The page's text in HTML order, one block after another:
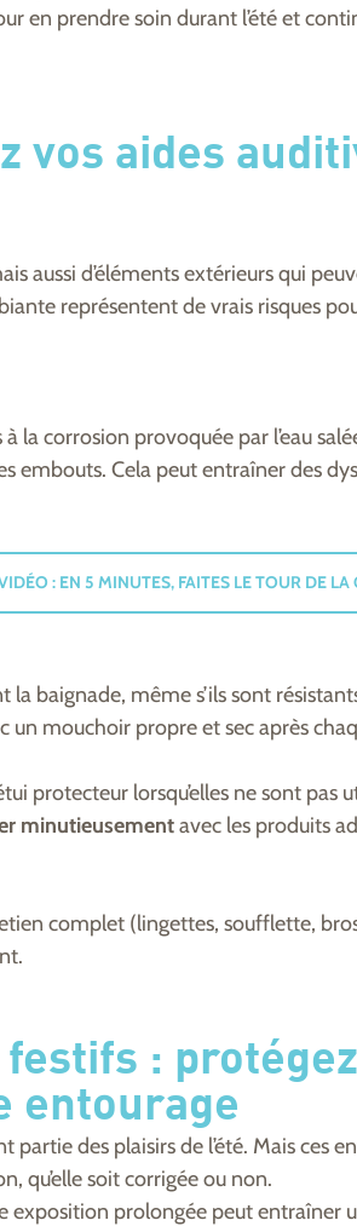
en prendre soin durant l’été et
vos aides
aussi d’éléments extérieurs qui
représentent de vrais risques
la corrosion provoquée par l’eau
embouts. Cela peut entraîner des
: EN 5 MINUTES, FAITES LE TOUR DE LA
baignade, même s’ils sont résistants
un mouchoir propre et sec après
protecteur lorsqu’elles ne sont pas
minutieusementavec les produits
complet (lingettes, soufflette,
festifs :
entourage
partie des plaisirs de l’été. Mais ces
qu’elle soit corrigée ou non.
exposition prolongée peut entraîner